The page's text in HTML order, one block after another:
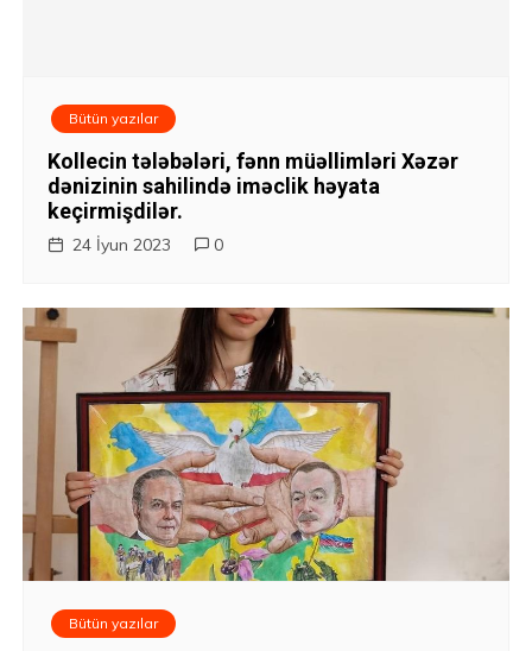
Bütün yazılar
Kollecin tələbələri, fənn müəllimləri Xəzər
dənizinin sahilində iməclik həyata
keçirmişdilər.
24 İyun 2023 0
Bütün yazılar